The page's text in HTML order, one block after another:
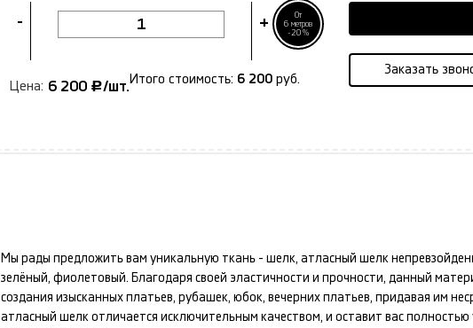
- +
От
6 метров
-20%
Цена: 6 200 Р/шт. Итого стоимость: 6 200 руб.
Заказать
Мы рады предложить вам уникальную ткань - шелк, атласный шелк
зелёный, фиолетовый. Благодаря своей эластичности и прочности, данный
создания изысканных платьев, рубашек, юбок, вечерних платьев, придавая им
атласный шелк отличается исключительным качеством, и оставит вас